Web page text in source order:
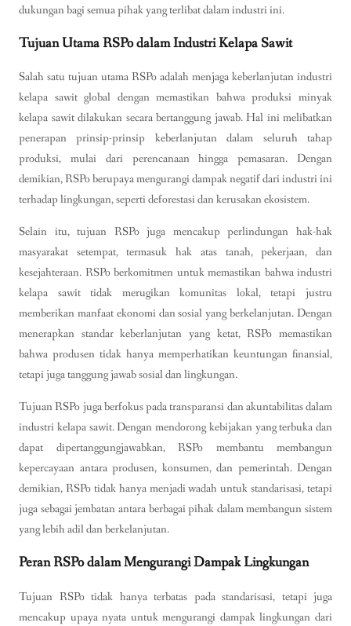
dukungan bagi semua pihak yang terlibat dalam industri ini.
Tujuan Utama RSPo dalam Industri Kelapa Sawit
Salah satu tujuan utama RSPo adalah menjaga keberlanjutan industri
kelapa sawit global dengan memastikan bahwa produksi minyak
kelapa sawit dilakukan secara bertanggung jawab. Hal ini melibatkan
penerapan prinsip-prinsip keberlanjutan dalam seluruh tahap
produksi, mulai dari perencanaan hingga pemasaran. Dengan
demikian, RSPo berupaya mengurangi dampak negatif dari industri ini
terhadap lingkungan, seperti deforestasi dan kerusakan ekosistem.
Selain itu, tujuan RSPo juga mencakup perlindungan hak-hak
masyarakat setempat, termasuk hak atas tanah, pekerjaan, dan
kesejahteraan. RSPo berkomitmen untuk memastikan bahwa industri
kelapa sawit tidak merugikan komunitas lokal, tetapi justru
memberikan manfaat ekonomi dan sosial yang berkelanjutan. Dengan
menerapkan standar keberlanjutan yang ketat, RSPo memastikan
bahwa produsen tidak hanya memperhatikan keuntungan finansial,
tetapi juga tanggung jawab sosial dan lingkungan.
Tujuan RSPo juga berfokus pada transparansi dan akuntabilitas dalam
industri kelapa sawit. Dengan mendorong kebijakan yang terbuka dan
dapat dipertanggungjawabkan, RSPo membantu membangun
kepercayaan antara produsen, konsumen, dan pemerintah. Dengan
demikian, RSPo tidak hanya menjadi wadah untuk standarisasi, tetapi
juga sebagai jembatan antara berbagai pihak dalam membangun sistem
yang lebih adil dan berkelanjutan.
Peran RSPo dalam Mengurangi Dampak Lingkungan
Tujuan RSPo tidak hanya terbatas pada standarisasi, tetapi juga
mencakup upaya nyata untuk mengurangi dampak lingkungan dari